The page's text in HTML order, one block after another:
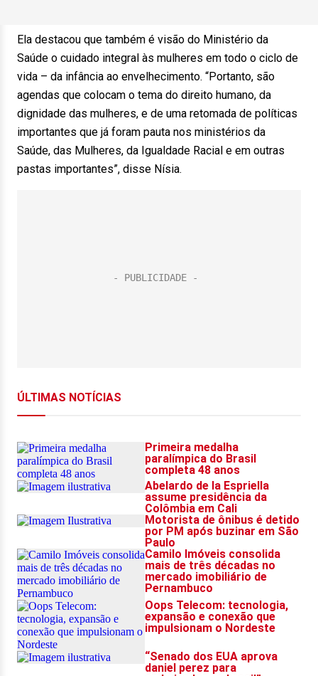
Ela destacou que também é visão do Ministério da
Saúde o cuidado integral às mulheres em todo o ciclo de
vida – da infância ao envelhecimento. “Portanto, são
agendas que colocam o tema do direito humano, da
dignidade das mulheres, e de uma retomada de políticas
importantes que já foram pauta nos ministérios da
Saúde, das Mulheres, da Igualdade Racial e em outras
pastas importantes”, disse Nísia.